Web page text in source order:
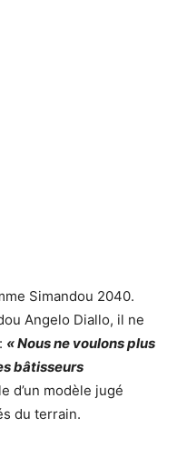
Simandou 2040.
Angelo Diallo, il ne
« Nous ne voulons plus
bâtisseurs
d’un modèle jugé
du terrain.